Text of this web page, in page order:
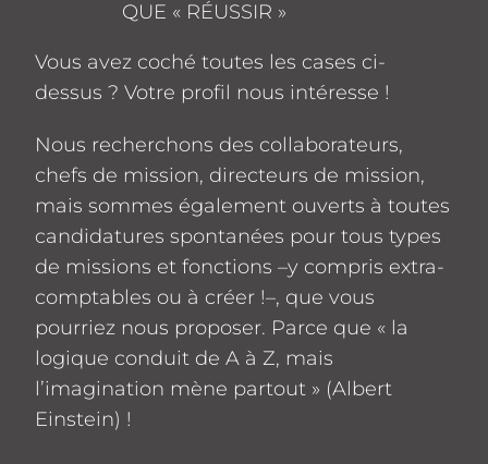
QUE « RÉUSSIR »
Vous avez coché toutes les cases ci-
dessus ? Votre profil nous intéresse !
Nous recherchons des collaborateurs,
chefs de mission, directeurs de mission,
mais sommes également ouverts à toutes
candidatures spontanées pour tous types
de missions et fonctions –y compris extra-
comptables ou à créer !–, que vous
pourriez nous proposer. Parce que « la
logique conduit de A à Z, mais
l’imagination mène partout » (Albert
Einstein) !